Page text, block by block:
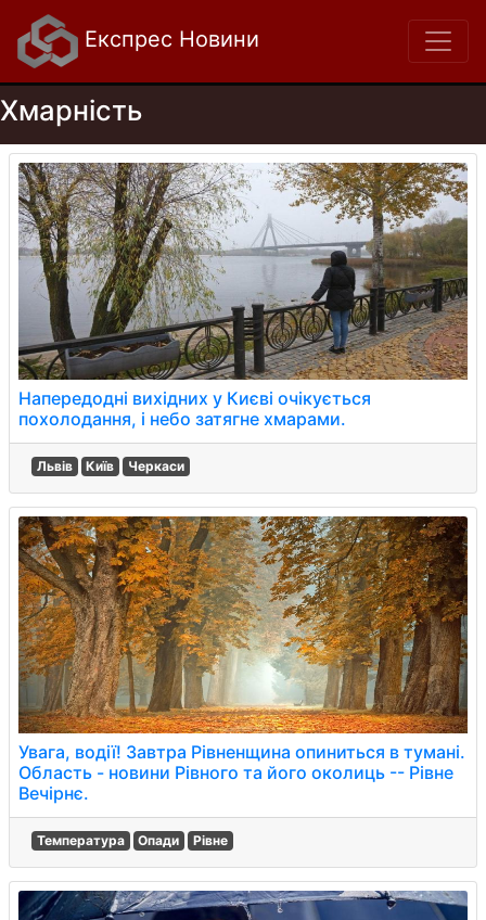
Експрес Новини
Хмарність
Напередодні вихідних у Києві очікується
похолодання, і небо затягне хмарами.
Львів Київ Черкаси
Увага, водії! Завтра Рівненщина опиниться в тумані.
Область - новини Рівного та його околиць -- Рівне
Вечірнє.
Температура Опади Рівне